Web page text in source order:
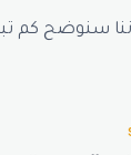
سنوضح كم